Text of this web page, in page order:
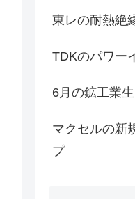
東レの耐熱絶
TDKのパワー
6月の鉱工業
マクセルの新
プ